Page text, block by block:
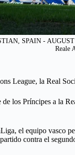
SPAIN - AUGUST
Reale
League, la Real
los Príncipes a la
el equipo vasco
contra el